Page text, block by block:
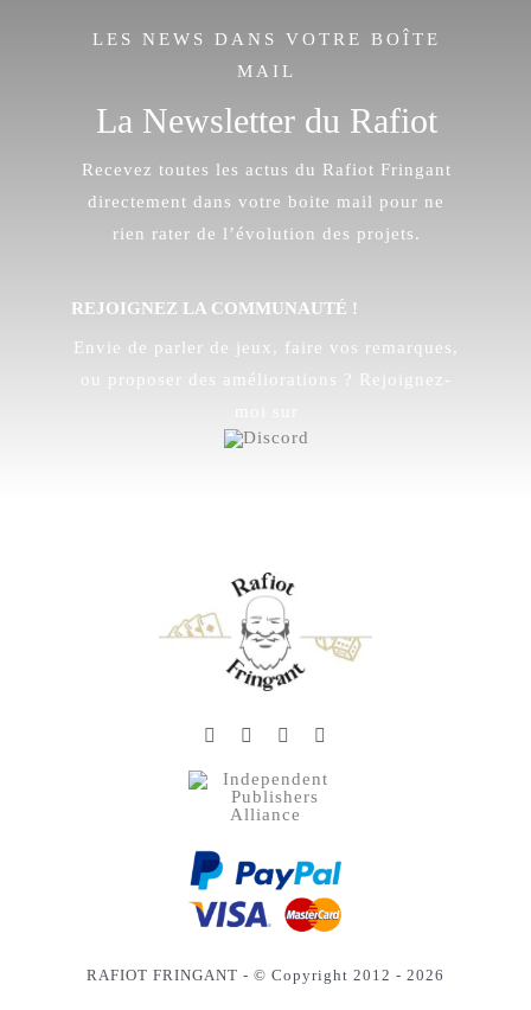
LES NEWS DANS VOTRE BOÎTE
MAIL
La Newsletter du Rafiot
Recevez toutes les actus du Rafiot Fringant
directement dans votre boite mail pour ne
rien rater de l’évolution des projets.
REJOIGNEZ LA COMMUNAUTÉ !
Envie de parler de jeux, faire vos remarques,
ou proposer des améliorations ? Rejoignez-
RAFIOT FRINGANT - © Copyright 2012 - 2026